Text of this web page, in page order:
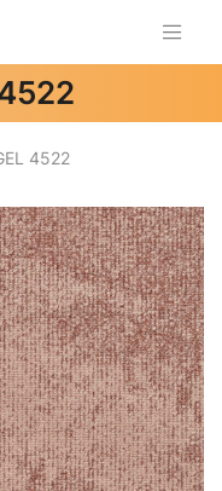
4522